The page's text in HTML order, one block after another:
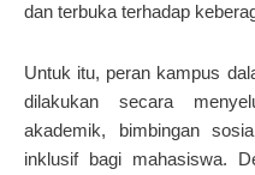
dan terbuka terhadap
Untuk itu, peran kampus
dilakukan secara
akademik, bimbingan
inklusif bagi mahasiswa.